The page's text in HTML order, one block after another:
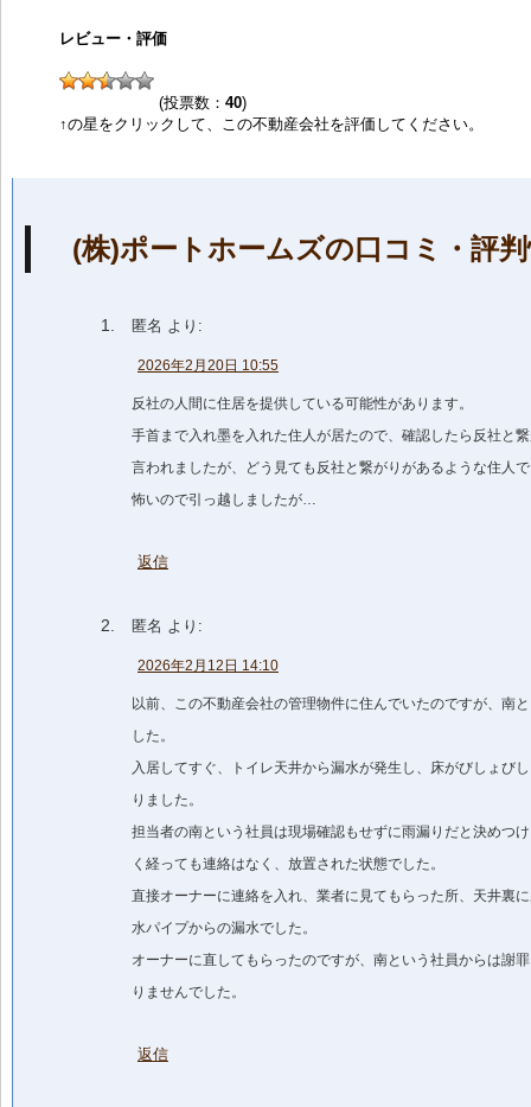
レビュー・評価
(投票数： 40)
↑の星をクリックして、この不動産会社を評価してください。
(株)ポートホームズの口コミ・評
匿名 より:
2026年2月20日 10:55
反社の人間に住居を提供している可能性があります。
手首まで入れ墨を入れた住人が居たので、確認したら反社と
言われましたが、どう見ても反社と繋がりがあるような住人
怖いので引っ越しましたが…
返信
匿名 より:
2026年2月12日 14:10
以前、この不動産会社の管理物件に住んでいたのですが、南
した。
入居してすぐ、トイレ天井から漏水が発生し、床がびしょび
りました。
担当者の南という社員は現場確認もせずに雨漏りだと決めつ
く経っても連絡はなく、放置された状態でした。
直接オーナーに連絡を入れ、業者に見てもらった所、天井裏
水パイプからの漏水でした。
オーナーに直してもらったのですが、南という社員からは謝
りませんでした。
返信